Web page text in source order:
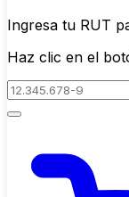
Ingresa tu RUT
Haz clic en el